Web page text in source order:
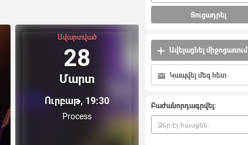
Ավարտված
28
Մարտ
Ուրբաթ, 19:30
Process
Ցուցադրել
Ավելացնել միջոցառում
Կապվել մեզ հետ
Բաժանորդագրվել: